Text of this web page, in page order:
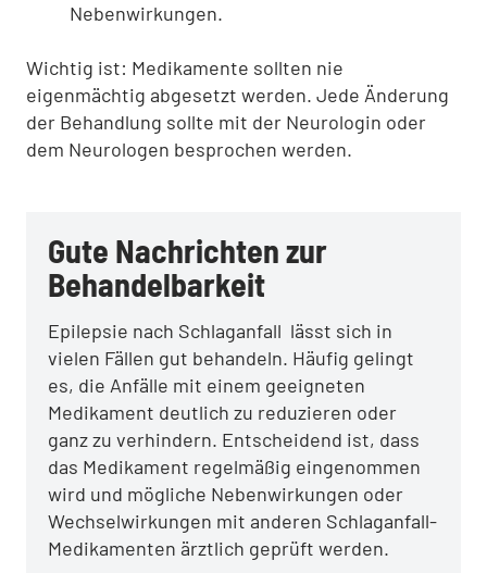
Nebenwirkungen.
Wichtig ist: Medikamente sollten nie
eigenmächtig abgesetzt werden. Jede Änderung
der Behandlung sollte mit der Neurologin oder
dem Neurologen besprochen werden.
Gute Nachrichten zur
Behandelbarkeit
Epilepsie nach Schlaganfall lässt sich in
vielen Fällen gut behandeln. Häufig gelingt
es, die Anfälle mit einem geeigneten
Medikament deutlich zu reduzieren oder
ganz zu verhindern. Entscheidend ist, dass
das Medikament regelmäßig eingenommen
wird und mögliche Nebenwirkungen oder
Wechselwirkungen mit anderen Schlaganfall-
Medikamenten ärztlich geprüft werden.